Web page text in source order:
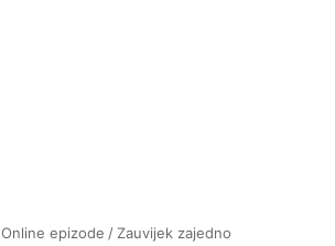
Online epizode / Zauvijek zajedno